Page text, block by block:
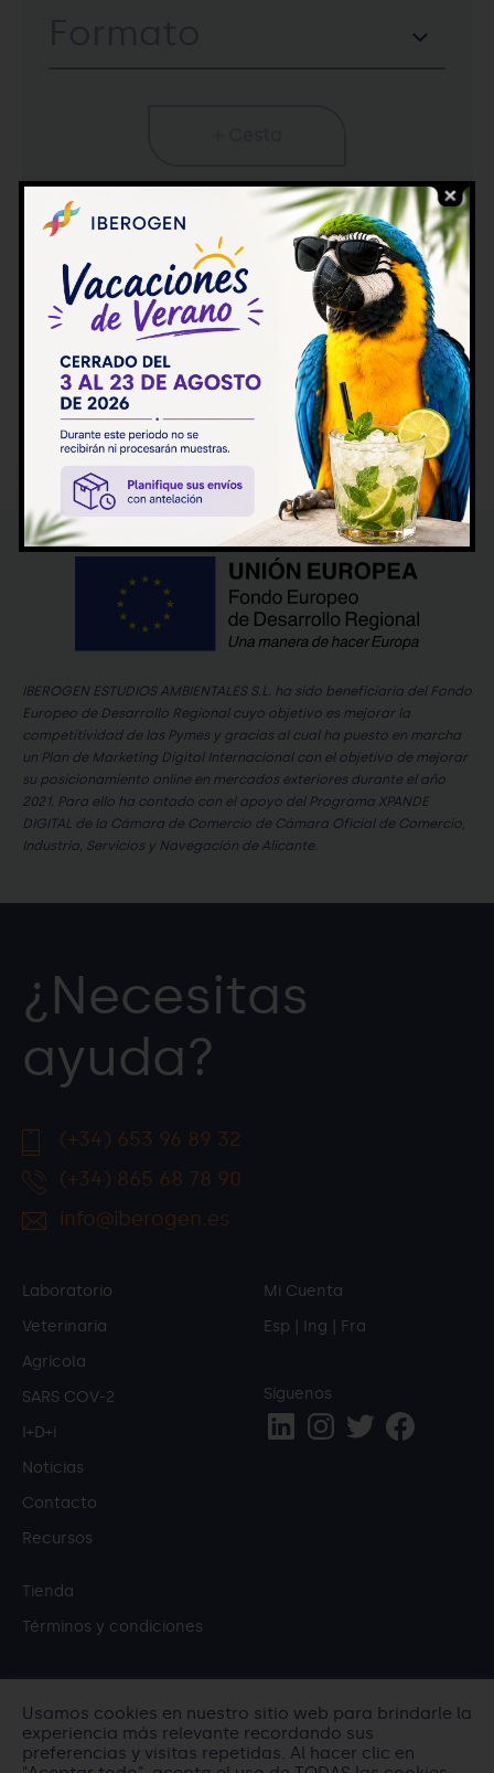
Pago seguro con:
IBEROGEN ESTUDIOS AMBIENTALES S.L. ha sido beneficiaria del Fondo
Europeo de Desarrollo Regional cuyo objetivo es mejorar la
competitividad de las Pymes y gracias al cual ha puesto en marcha
un Plan de Marketing Digital Internacional con el objetivo de mejorar
su posicionamiento online en mercados exteriores durante el año
2021. Para ello ha contado con el apoyo del Programa XPANDE
DIGITAL de la Cámara de Comercio de Cámara Oficial de Comercio,
Industria, Servicios y Navegación de Alicante.
¿Necesitas
ayuda?
(+34) 653 96 89 32
(+34) 865 68 78 90
info@iberogen.es
Laboratorio
Veterinaria
Agrícola
SARS COV-2
I+D+i
Noticias
Contacto
Recursos
Tienda
Términos y condiciones
Mi Cuenta
Esp
Ing Fra
Síguenos
Avd. Marqués de los Vélez nº13, entresuelo 2-A.
30008. Murcia (Murcia).
Usamos cookies en nuestro sitio web para brindarle la
experiencia más relevante recordando sus
preferencias y visitas repetidas. Al hacer clic en